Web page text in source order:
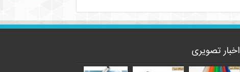
اخبار تصویری